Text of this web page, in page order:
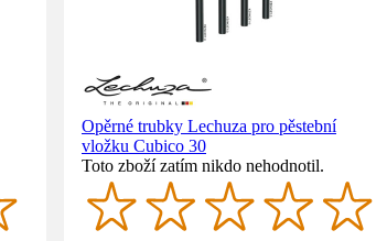
Opěrné trubky Lechuza pro pěstební
vložku Cubico 30
Toto zboží zatím nikdo nehodnotil.